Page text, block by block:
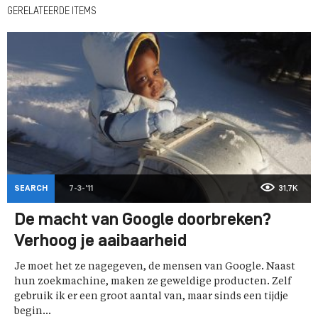
GERELATEERDE ITEMS
SEARCH 7-3-'11 31,7K
De macht van Google doorbreken?
Verhoog je aaibaarheid
Je moet het ze nagegeven, de mensen van Google. Naast
hun zoekmachine, maken ze geweldige producten. Zelf
gebruik ik er een groot aantal van, maar sinds een tijdje
begin...